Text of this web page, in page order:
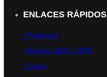
ENLACES RÁPIDOS
• Productos
• Servicio OEM y ODM
• Casos